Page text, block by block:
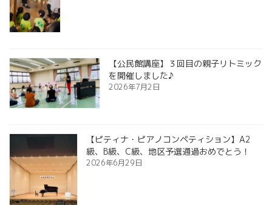
【公民館講座】３回目の親子リトミック
を開催しました♪
2026年7月2日
【ピティナ・ピアノコンペティション】A2
級、B級、C級、地区予選通過おめでとう！
2026年6月29日